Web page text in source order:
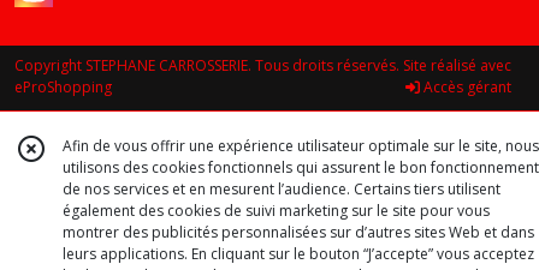
Copyright STEPHANE CARROSSERIE. Tous droits réservés. Site réalisé avec
eProShopping
Accès gérant
Afin de vous offrir une expérience utilisateur optimale sur le site, nous
utilisons des cookies fonctionnels qui assurent le bon fonctionnement
de nos services et en mesurent l’audience. Certains tiers utilisent
également des cookies de suivi marketing sur le site pour vous
montrer des publicités personnalisées sur d’autres sites Web et dans
leurs applications. En cliquant sur le bouton “J’accepte” vous acceptez